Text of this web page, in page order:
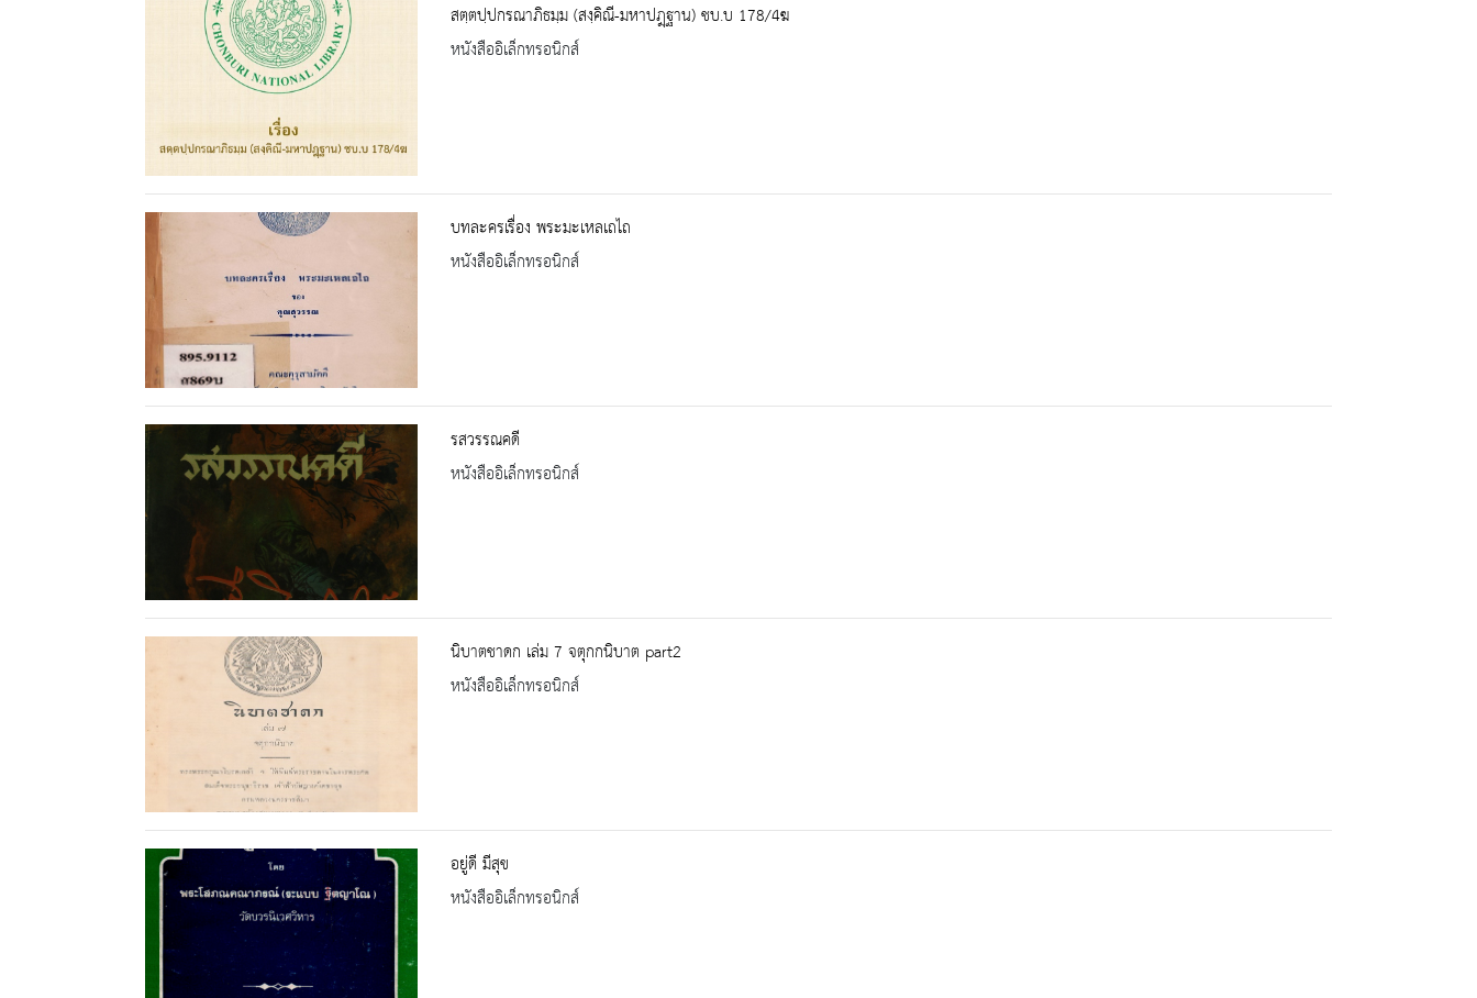
สตฺตปฺปกรณาภิธมฺม (สงฺคิณี-มหาปฎฺฐาน) ชบ.บ 178/4ฆ
หนังสืออิเล็กทรอนิกส์
บทละครเรื่อง พระมะเหลเถไถ
หนังสืออิเล็กทรอนิกส์
รสวรรณคดี
หนังสืออิเล็กทรอนิกส์
นิบาตชาดก เล่ม 7 จตุกกนิบาต part2
หนังสืออิเล็กทรอนิกส์
อยู่ดี มีสุข
หนังสืออิเล็กทรอนิกส์